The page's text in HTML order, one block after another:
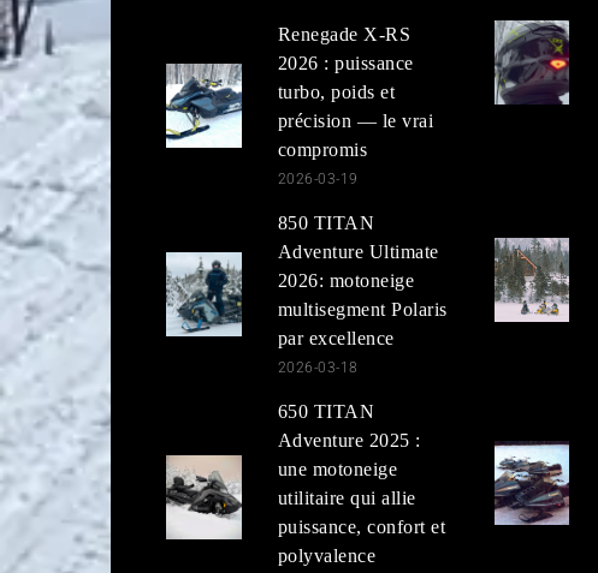
Renegade X-RS
2026 : puissance
turbo, poids et
précision — le vrai
compromis
2026-03-19
850 TITAN
Adventure Ultimate
2026: motoneige
multisegment Polaris
par excellence
2026-03-18
650 TITAN
Adventure 2025 :
une motoneige
utilitaire qui allie
puissance, confort et
polyvalence